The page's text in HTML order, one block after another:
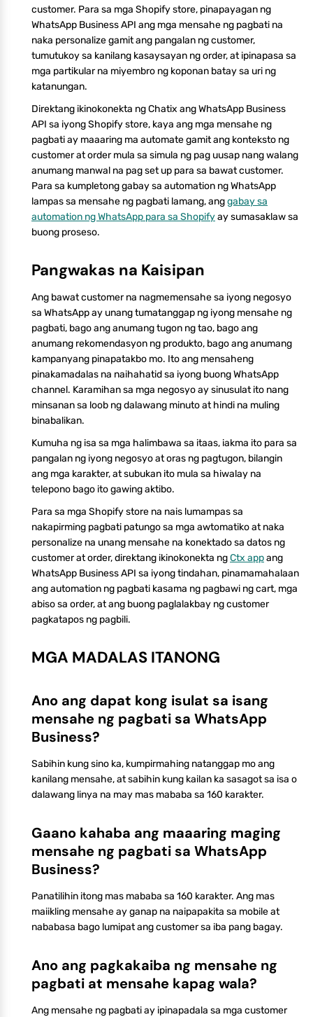
customer. Para sa mga Shopify store, pinapayagan ng
WhatsApp Business API ang mga mensahe ng pagbati na
naka personalize gamit ang pangalan ng customer,
tumutukoy sa kanilang kasaysayan ng order, at ipinapasa sa
mga partikular na miyembro ng koponan batay sa uri ng
katanungan.
Direktang ikinokonekta ng Chatix ang WhatsApp Business
API sa iyong Shopify store, kaya ang mga mensahe ng
pagbati ay maaaring ma automate gamit ang konteksto ng
customer at order mula sa simula ng pag uusap nang walang
anumang manwal na pag set up para sa bawat customer.
Para sa kumpletong gabay sa automation ng WhatsApp
lampas sa mensahe ng pagbati lamang, anggabay sa
automation ng WhatsApp para sa Shopifyay sumasaklaw sa
buong proseso.
Pangwakas na Kaisipan
Ang bawat customer na nagmemensahe sa iyong negosyo
sa WhatsApp ay unang tumatanggap ng iyong mensahe ng
pagbati, bago ang anumang tugon ng tao, bago ang
anumang rekomendasyon ng produkto, bago ang anumang
kampanyang pinapatakbo mo. Ito ang mensaheng
pinakamadalas na naihahatid sa iyong buong WhatsApp
channel. Karamihan sa mga negosyo ay sinusulat ito nang
minsanan sa loob ng dalawang minuto at hindi na muling
binabalikan.
Kumuha ng isa sa mga halimbawa sa itaas, iakma ito para sa
pangalan ng iyong negosyo at oras ng pagtugon, bilangin
ang mga karakter, at subukan ito mula sa hiwalay na
telepono bago ito gawing aktibo.
Para sa mga Shopify store na nais lumampas sa
nakapirming pagbati patungo sa mga awtomatiko at naka
personalize na unang mensahe na konektado sa datos ng
customer at order, direktang ikinokonekta ngCtx appang
WhatsApp Business API sa iyong tindahan, pinamamahalaan
ang automation ng pagbati kasama ng pagbawi ng cart, mga
abiso sa order, at ang buong paglalakbay ng customer
pagkatapos ng pagbili.
MGA MADALAS ITANONG
Ano ang dapat kong isulat sa isang
mensahe ng pagbati sa WhatsApp
Business?
Sabihin kung sino ka, kumpirmahing natanggap mo ang
kanilang mensahe, at sabihin kung kailan ka sasagot sa isa o
dalawang linya na may mas mababa sa 160 karakter.
Gaano kahaba ang maaaring maging
mensahe ng pagbati sa WhatsApp
Business?
Panatilihin itong mas mababa sa 160 karakter. Ang mas
maiikling mensahe ay ganap na naipapakita sa mobile at
nababasa bago lumipat ang customer sa iba pang bagay.
Ano ang pagkakaiba ng mensahe ng
pagbati at mensahe kapag wala?
Ang mensahe ng pagbati ay ipinapadala sa mga customer